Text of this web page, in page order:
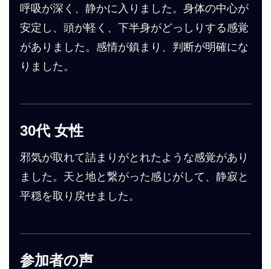
呼吸が深く、静かに入りました。身体の中心が
安定し、頭が軽く、下半身がどっしりする感覚
がありました。感情が鎮まり、判断が明確にな
りました。
30代 女性
邪気が取れて詰まりがとれたような感覚があり
ました。天と地と繋がった感じがして、静寂と
平穏を取り戻せました。
参加者の声